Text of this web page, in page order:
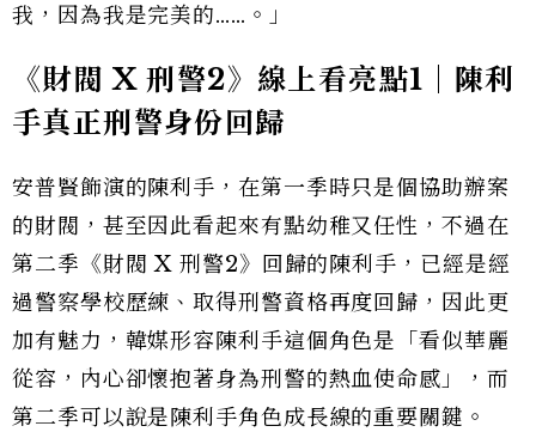
我，因為我是完美的……。」
《財閥 X 刑警2》線上看亮點1｜陳利
手真正刑警身份回歸
安普賢飾演的陳利手，在第一季時只是個協助辦案
的財閥，甚至因此看起來有點幼稚又任性，不過在
第二季《財閥 X 刑警2》回歸的陳利手，已經是經
過警察學校歷練、取得刑警資格再度回歸，因此更
加有魅力，韓媒形容陳利手這個角色是「看似華麗
從容，內心卻懷抱著身為刑警的熱血使命感」，而
第二季可以說是陳利手角色成長線的重要關鍵。